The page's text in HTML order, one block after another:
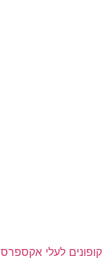
קופונים לעלי אקספרס